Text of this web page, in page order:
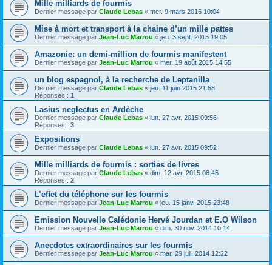
Mille milliards de fourmis
Dernier message par Claude Lebas « mer. 9 mars 2016 10:04
Mise à mort et transport à la chaine d’un mille pattes
Dernier message par Jean-Luc Marrou « jeu. 3 sept. 2015 19:05
Amazonie: un demi-million de fourmis manifestent
Dernier message par Jean-Luc Marrou « mer. 19 août 2015 14:55
un blog espagnol, à la recherche de Leptanilla
Dernier message par Claude Lebas « jeu. 11 juin 2015 21:58
Réponses : 1
Lasius neglectus en Ardèche
Dernier message par Claude Lebas « lun. 27 avr. 2015 09:56
Réponses : 3
Expositions
Dernier message par Claude Lebas « lun. 27 avr. 2015 09:52
Mille milliards de fourmis : sorties de livres
Dernier message par Claude Lebas « dim. 12 avr. 2015 08:45
Réponses : 2
L’effet du téléphone sur les fourmis
Dernier message par Jean-Luc Marrou « jeu. 15 janv. 2015 23:48
Emission Nouvelle Calédonie Hervé Jourdan et E.O Wilson
Dernier message par Jean-Luc Marrou « dim. 30 nov. 2014 10:14
Anecdotes extraordinaires sur les fourmis
Dernier message par Jean-Luc Marrou « mar. 29 juil. 2014 12:22